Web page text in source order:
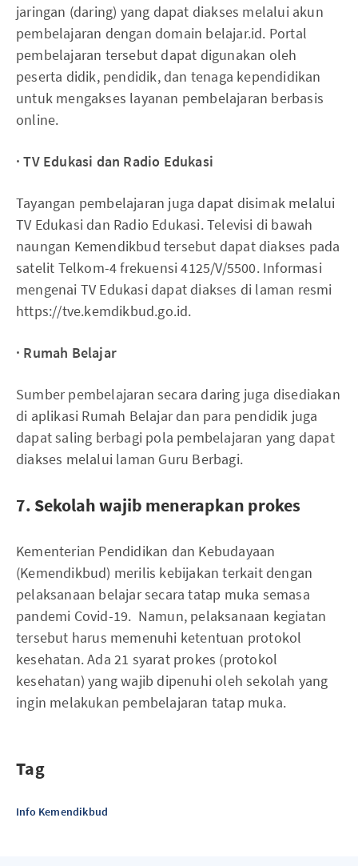
jaringan (daring) yang dapat diakses melalui akun
pembelajaran dengan domain belajar.id. Portal
pembelajaran tersebut dapat digunakan oleh
peserta didik, pendidik, dan tenaga kependidikan
untuk mengakses layanan pembelajaran berbasis
online.
· TV Edukasi dan Radio Edukasi
Tayangan pembelajaran juga dapat disimak melalui
TV Edukasi dan Radio Edukasi. Televisi di bawah
naungan Kemendikbud tersebut dapat diakses pada
satelit Telkom-4 frekuensi 4125/V/5500. Informasi
mengenai TV Edukasi dapat diakses di laman resmi
https://tve.kemdikbud.go.id.
· Rumah Belajar
Sumber pembelajaran secara daring juga disediakan
di aplikasi Rumah Belajar dan para pendidik juga
dapat saling berbagi pola pembelajaran yang dapat
diakses melalui laman Guru Berbagi.
7. Sekolah wajib menerapkan prokes
Kementerian Pendidikan dan Kebudayaan
(Kemendikbud) merilis kebijakan terkait dengan
pelaksanaan belajar secara tatap muka semasa
pandemi Covid-19. Namun, pelaksanaan kegiatan
tersebut harus memenuhi ketentuan protokol
kesehatan. Ada 21 syarat prokes (protokol
kesehatan) yang wajib dipenuhi oleh sekolah yang
ingin melakukan pembelajaran tatap muka.
Tag
Info Kemendikbud